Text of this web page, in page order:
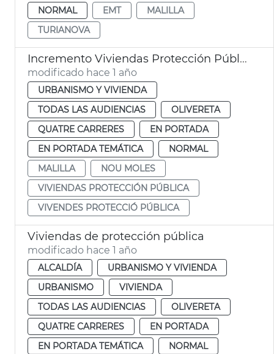
NORMAL EMT
MALILLA
TURIANOVA
Incremento Viviendas Protección Pública
modificado hace 1 año
URBANISMO Y VIVIENDA
TODAS LAS AUDIENCIAS
OLIVERETA
QUATRE CARRERES
EN PORTADA
EN PORTADA TEMÁTICA
NORMAL
MALILLA
NOU MOLES
VIVIENDAS PROTECCIÓN PÚBLICA
VIVENDES PROTECCIÓ PÚBLICA
Viviendas de protección pública
modificado hace 1 año
ALCALDÍA
URBANISMO Y VIVIENDA
URBANISMO
VIVIENDA
TODAS LAS AUDIENCIAS
OLIVERETA
QUATRE CARRERES
EN PORTADA
EN PORTADA TEMÁTICA
NORMAL